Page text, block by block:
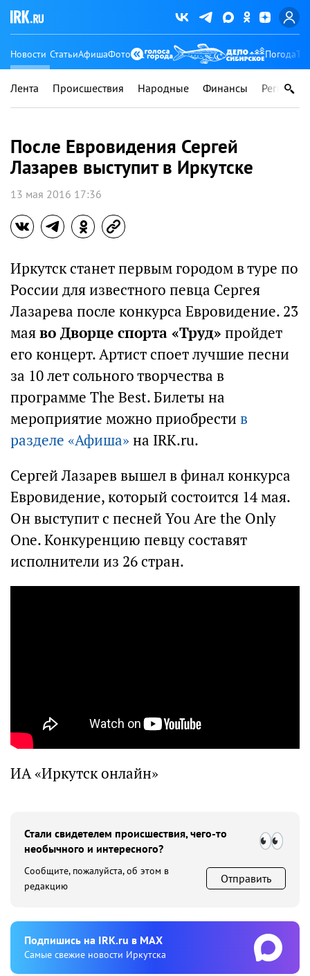
Новости СтатьиАфишаФото Погода
Лента Происшествия Народные Финансы Регионы
После Евровидения Сергей
Лазарев выступит в Иркутске
13 мая 2016 17:36
Иркутск станет первым городом в туре по
России для известного певца Сергея
Лазарева после конкурса Евровидение. 23
маяво Дворце спорта «Труд» пройдет
его концерт. Артист споет лучшие песни
за 10 лет сольного творчества в
программе The Best. Билеты на
мероприятие можно приобрести в
разделе «Афиша»на IRK.ru.
Сергей Лазарев вышел в финал конкурса
Евровидение, который состоится 14 мая.
Он выступит с песней You Are the Only
One. Конкуренцию певцу составят
исполнители из 26 стран.
ИА «Иркутск онлайн»
Стали свидетелем происшествия, чего-то
необычного и интересного?
Сообщите, пожалуйста, об этом в
редакцию
Отправить
Подпишиcь на IRK.ru в MAX
Cамые свежие новости Иркутска